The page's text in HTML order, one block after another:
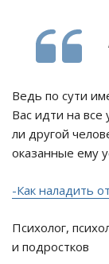
Ведь по сути
Вас идти на все
ли другой
оказанные ему
-Как наладить
Психолог,
и подростков